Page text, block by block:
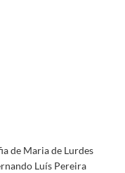
de Maria de Lurdes
Luís Pereira